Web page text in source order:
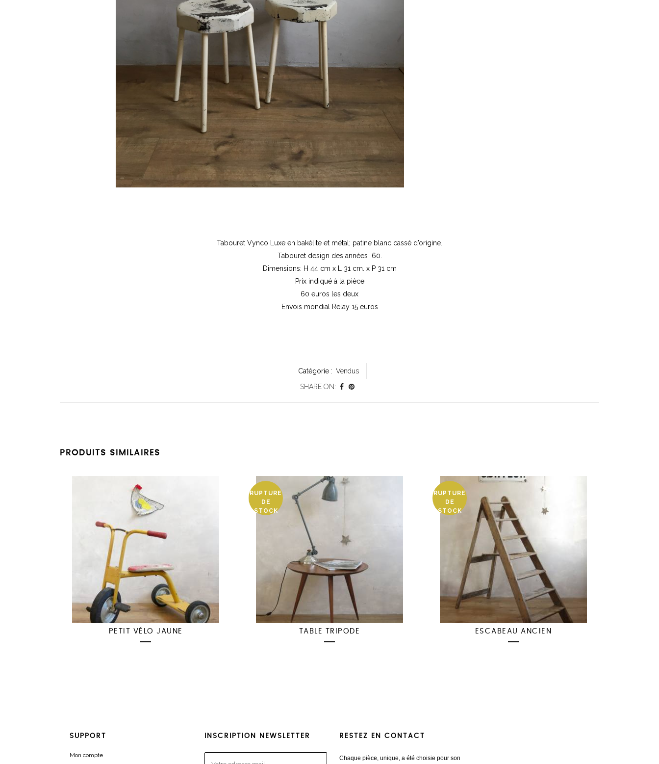
Tabouret Vynco Luxe en bakélite et métal; patine blanc cassé d’origine.
Tabouret design des années 60.
Dimensions: H 44 cm x L 31 cm. x P 31 cm
Prix indiqué à la pièce
60 euros les deux
Envois mondial Relay 15 euros
Catégorie : Vendus
SHARE ON:
PRODUITS SIMILAIRES
PETIT VÉLO JAUNE
RUPTURE
DE
STOCK
TABLE TRIPODE
RUPTURE
DE
STOCK
ESCABEAU ANCIEN
SUPPORT
Mon compte
INSCRIPTION NEWSLETTER RESTEZ EN CONTACT
Chaque pièce, unique, a été choisie pour son